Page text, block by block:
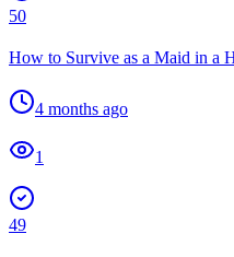
50
How to Survive as a Maid in a
4 months ago
1
49